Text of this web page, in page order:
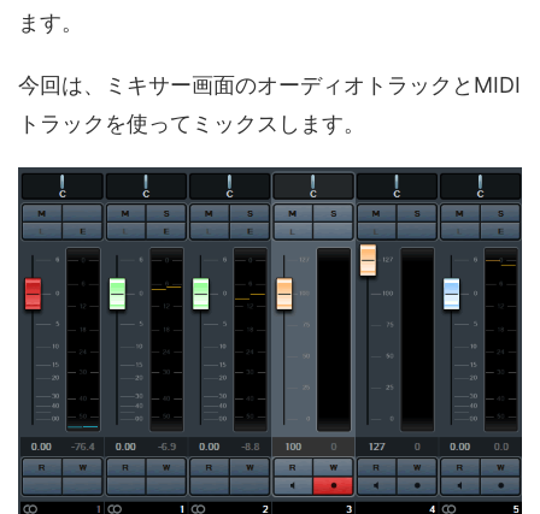
ます。
今回は、ミキサー画面のオーディオトラックとMIDI
トラックを使ってミックスします。